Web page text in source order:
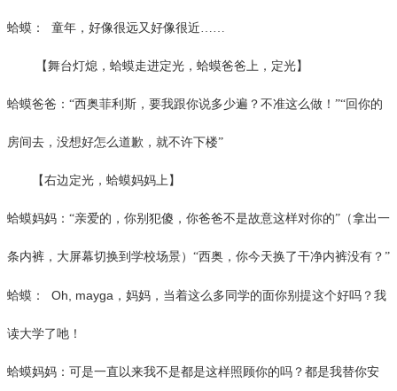
蛤蟆： 童年，好像很远又好像很近
【舞台灯熄，蛤蟆走进定光，蛤蟆爸爸上，定光】
蛤蟆爸爸： “西奥菲利斯，要我跟你说多少遍？不准这么做！”“回你的
房间去，没想好怎么道歉，就不许下楼”
【右边定光，蛤蟆妈妈上】
蛤蟆妈妈： “亲爱的，你别犯傻，你爸爸不是故意这样对你的”（拿出一
条内裤，大屏幕切换到学校场景）“西奥，你今天换了干净内裤没有？”
蛤蟆： Oh, mayga ，妈妈，当着这么多同学的面你别提这个好吗？我
读大学了吔！
蛤蟆妈妈：可是一直以来我不是都是这样照顾你的吗？都是我替你安